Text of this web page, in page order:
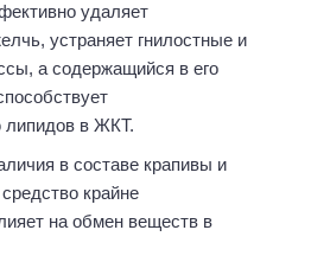
удаляет
устраняет гнилостные и
а содержащийся в его
липидов в ЖКТ.
в составе крапивы и
крайне
на обмен веществ в